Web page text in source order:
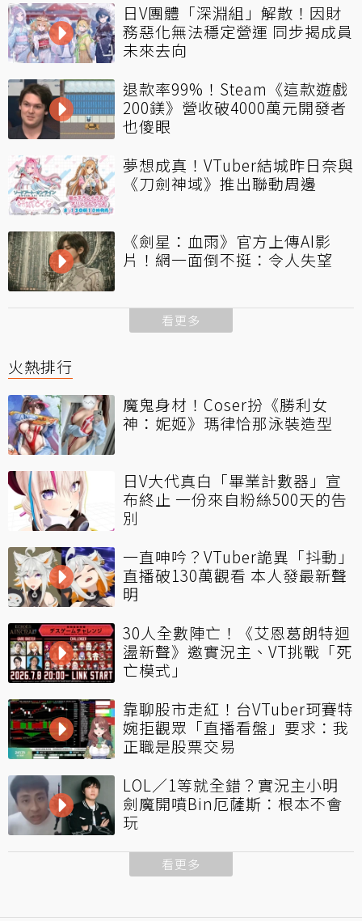
日V團體「深淵組」解散！因財
務惡化無法穩定營運 同步揭成員
未來去向
退款率99%！Steam《這款遊戲
200鎂》營收破4000萬元開發者
也傻眼
夢想成真！VTuber結城昨日奈與
《刀劍神域》推出聯動周邊
《劍星：血雨》官方上傳AI影
片！網一面倒不挺：令人失望
看更多
火熱排行
魔鬼身材！Coser扮《勝利女
神：妮姬》瑪律恰那泳裝造型
日V大代真白「畢業計數器」宣
布終止 一份來自粉絲500天的告
別
一直呻吟？VTuber詭異「抖動」
直播破130萬觀看 本人發最新聲
明
30人全數陣亡！《艾恩葛朗特迴
盪新聲》邀實況主、VT挑戰「死
亡模式」
靠聊股市走紅！台VTuber珂賽特
婉拒觀眾「直播看盤」要求：我
正職是股票交易
LOL／1等就全錯？實況主小明
劍魔開噴Bin厄薩斯：根本不會
玩
看更多